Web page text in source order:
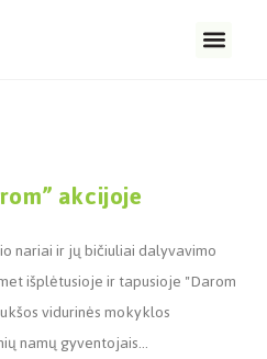
akcijoje
nariai ir jų bičiuliai dalyvavimo
išplėtusioje ir tapusioje "Darom
vidurinės mokyklos
namų gyventojais…